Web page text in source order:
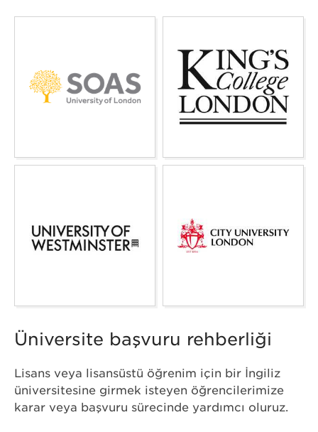
Üniversite başvuru rehberliği
Lisans veya lisansüstü öğrenim için bir İngiliz
üniversitesine girmek isteyen öğrencilerimize
karar veya başvuru sürecinde yardımcı oluruz.